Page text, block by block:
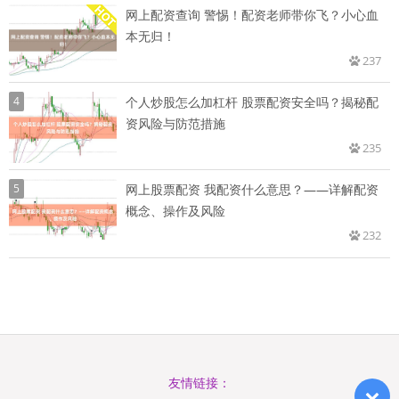
网上配资查询 警惕！配资老师带你飞？小心血
本无归！
237
4
个人炒股怎么加杠杆 股票配资安全吗？揭秘配
资风险与防范措施
235
5
网上股票配资 我配资什么意思？——详解配资
概念、操作及风险
232
友情链接：